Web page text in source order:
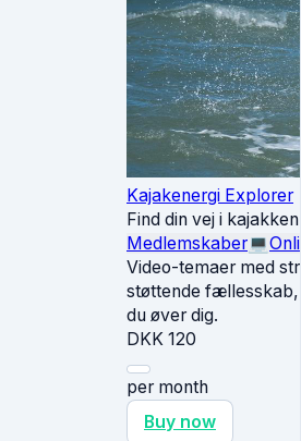
Kajakenergi Explorer
Find din vej i
Medlemskaber💻
Video-temaer med
støttende fællesskab,
du øver dig.
DKK 120
per month
Buy now